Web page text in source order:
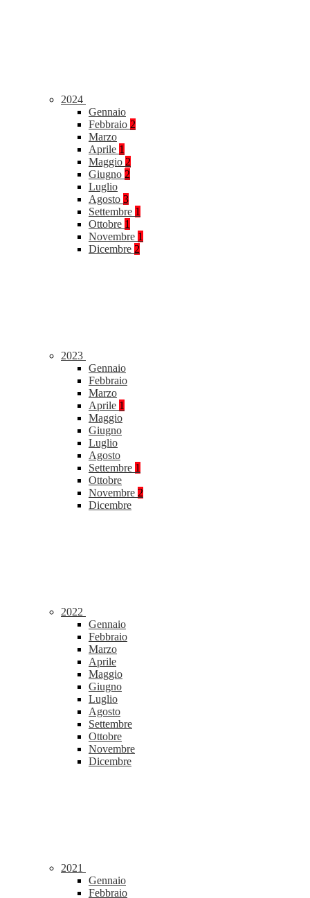
2024
Gennaio
Febbraio 2
Marzo
Aprile 1
Maggio 2
Giugno 2
Luglio
Agosto 3
Settembre 1
Ottobre 1
Novembre 1
Dicembre 2
2023
Gennaio
Febbraio
Marzo
Aprile 1
Maggio
Giugno
Luglio
Agosto
Settembre 1
Ottobre
Novembre 2
Dicembre
2022
Gennaio
Febbraio
Marzo
Aprile
Maggio
Giugno
Luglio
Agosto
Settembre
Ottobre
Novembre
Dicembre
2021
Gennaio
Febbraio